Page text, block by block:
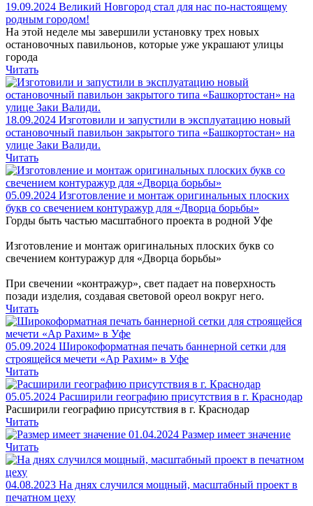
19.09.2024 Великий Новгород стал для нас по-настоящему
родным городом!
На этой неделе мы завершили установку трех новых
остановочных павильонов, которые уже украшают улицы
города
Читать
18.09.2024 Изготовили и запустили в эксплуатацию новый
остановочный павильон закрытого типа «Башкортостан» на
улице Заки Валиди.
Читать
05.09.2024 Изготовление и монтаж оригинальных плоских
букв со свечением контуражур для «Дворца борьбы»
Горды быть частью масштабного проекта в родной Уфе
Изготовление и монтаж оригинальных плоских букв со
свечением контуражур для «Дворца борьбы»
При свечении «контражур», свет падает на поверхность
позади изделия, создавая световой ореол вокруг него.
Читать
05.09.2024 Широкоформатная печать баннерной сетки для
строящейся мечети «Ар Рахим» в Уфе
Читать
05.05.2024 Расширили географию присутствия в г. Краснодар
Расширили географию присутствия в г. Краснодар
Читать
01.04.2024 Размер имеет значение
Читать
04.08.2023 На днях случился мощный, масштабный проект в
печатном цеху